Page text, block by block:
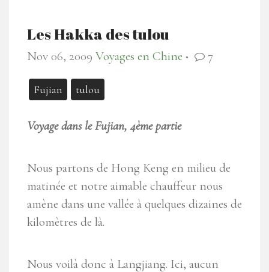
Les Hakka des tulou
Nov 06, 2009 Voyages en Chine ● 7
Fujian tulou
Voyage dans le Fujian, 4ème partie
Nous partons de Hong Keng en milieu de
matinée et notre aimable chauffeur nous
amène dans une vallée à quelques dizaines de
kilomètres de là.
Nous voilà donc à Langjiang. Ici, aucun